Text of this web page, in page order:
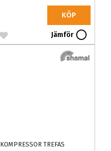
KÖP
Jämför
KOMPRESSOR TREFAS